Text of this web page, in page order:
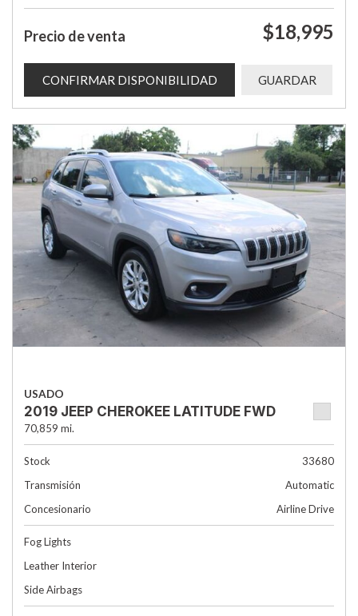
Precio de venta $18,995
CONFIRMAR DISPONIBILIDAD GUARDAR
USADO
2019 JEEP CHEROKEE LATITUDE FWD
70,859 mi.
Stock
33680
Transmisión
Automatic
Concesionario
Airline Drive
Fog Lights
Leather Interior
Side Airbags